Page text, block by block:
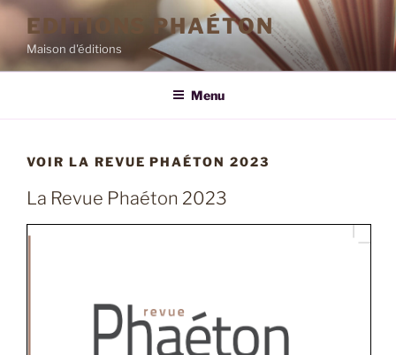
Aller
contenu
principal
EDITIONS PHAÉTON
Maison d'éditions
Menu
VOIR LA REVUE PHAÉTON 2023
La Revue Phaéton 2023